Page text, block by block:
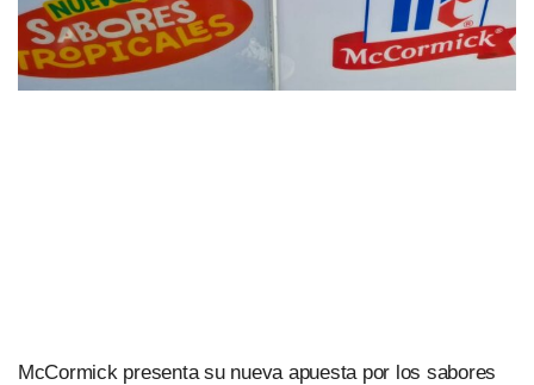
McCormick presenta su nueva apuesta por los sabores